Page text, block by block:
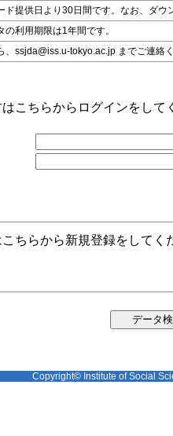
提供日より30日間です。なお、ダ
利用期限は1年間です。
ssjda@iss.u-tokyo.ac.jp までご連絡
こちらからログインをして
ちらから新規登録をしてく
Copyright© Institute of Social